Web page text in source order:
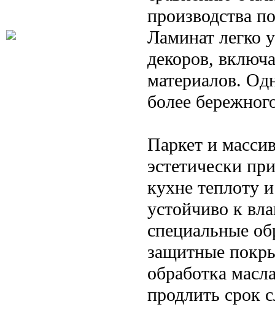
производства
Ламинат легко
декоров,
материалов.
более
Паркет и
эстетически
кухне теплоту
устойчиво к
специальные
защитные
обработка
продлить срок